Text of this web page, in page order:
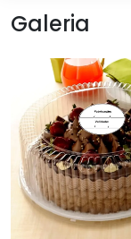
Galeria